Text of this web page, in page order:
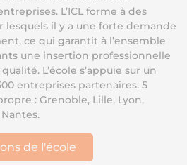
L’ICL forme à des
lesquels il y a une forte demande
ce qui garantit à l’ensemble
une insertion professionnelle
L’école s’appuie sur un
entreprises partenaires. 5
: Grenoble, Lille, Lyon,
de l'école